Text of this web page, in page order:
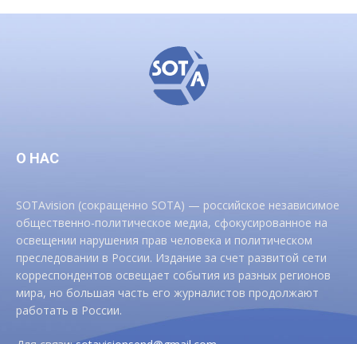
О НАС
SOTAvision (сокращенно SOTA) — российское независимое
общественно-политическое медиа, сфокусированное на
освещении нарушения прав человека и политическом
преследовании в России. Издание за счет развитой сети
корреспондентов освещает события из разных регионов
мира, но большая часть его журналистов продолжают
работать в России.